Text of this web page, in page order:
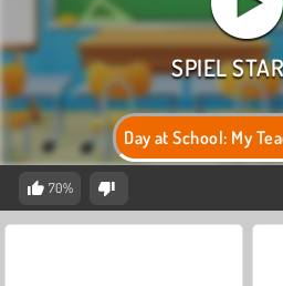
Day at School: My
70%